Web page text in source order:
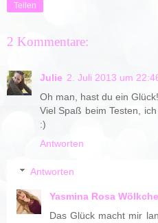
Teilen
2 Kommentare:
Julie 2. Juli 2013 um
Oh man, hast du ein Glück!
Viel Spaß beim Testen,
:)
Antworten
Antworten
Yasmina Rosa
Das Glück macht mir